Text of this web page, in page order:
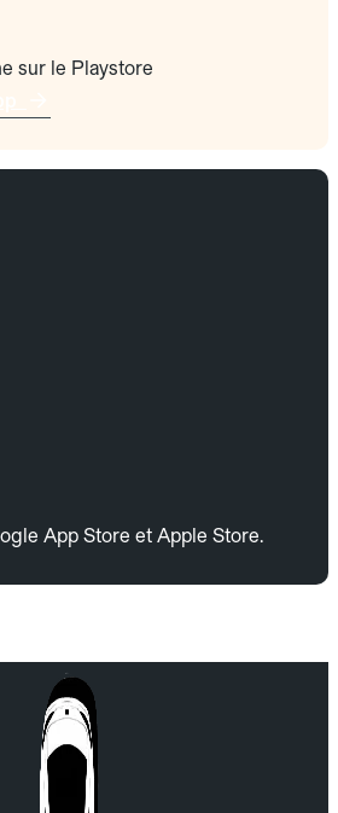
sur le Playstore
App Store et Apple Store.